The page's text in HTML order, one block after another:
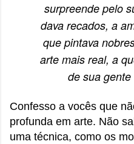
surpreende pelo
dava recados, a
que pintava
arte mais real, a
de sua gente
Confesso a vocês que
profunda em arte. Não
uma técnica, como os